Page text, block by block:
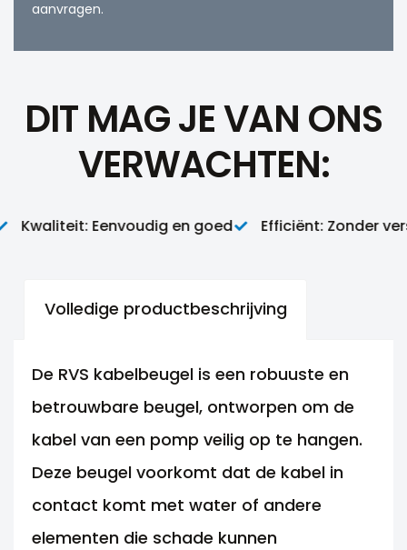
aanvragen.
DIT MAG JE VAN ONS
VERWACHTEN:
Kwaliteit: Eenvoudig en goed Efficiënt: Zonder
Volledige productbeschrijving
De RVS kabelbeugel is een robuuste en
betrouwbare beugel, ontworpen om de
kabel van een pomp veilig op te hangen.
Deze beugel voorkomt dat de kabel in
contact komt met water of andere
elementen die schade kunnen